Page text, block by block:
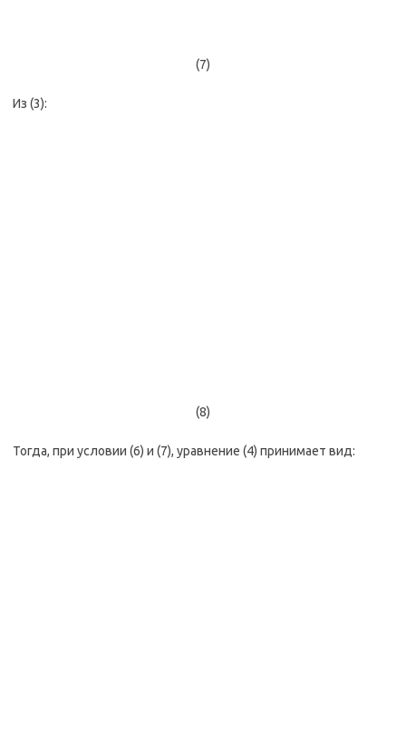
(7)
Из (3):
(8)
Тогда, при условии (6) и (7), уравнение (4) принимает вид: